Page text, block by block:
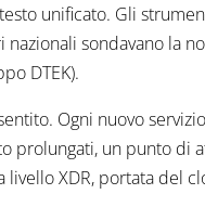
unificato. Gli
sondavano la
DTEK).
Ogni nuovo
un punto di
XDR, portata del